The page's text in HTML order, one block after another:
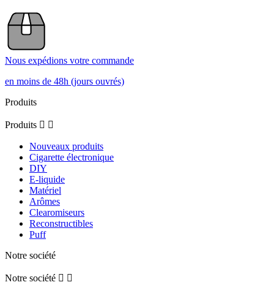
Nous expédions votre commande
en moins de 48h (jours ouvrés)
Produits
Produits  
Nouveaux produits
Cigarette électronique
DIY
E-liquide
Matériel
Arômes
Clearomiseurs
Reconstructibles
Puff
Notre société
Notre société  